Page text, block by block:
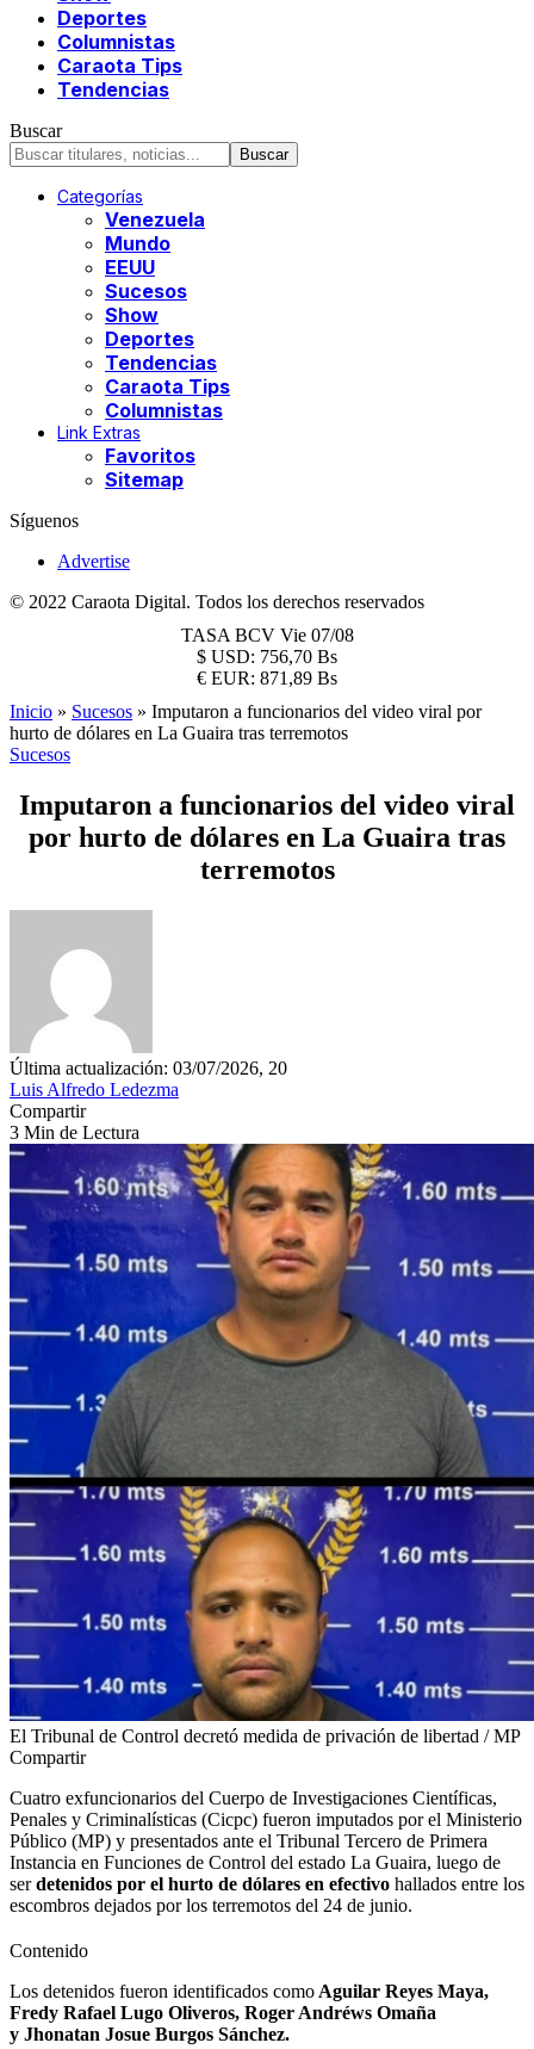
Deportes
Columnistas
Caraota Tips
Tendencias
Buscar
Categorías
Venezuela
Mundo
EEUU
Sucesos
Show
Deportes
Tendencias
Caraota Tips
Columnistas
Link Extras
Favoritos
Sitemap
Síguenos
Advertise
© 2022 Caraota Digital. Todos los derechos reservados
TASA BCV Vie 07/08
$ USD: 756,70 Bs
€ EUR: 871,89 Bs
Inicio » Sucesos » Imputaron a funcionarios del video viral por
hurto de dólares en La Guaira tras terremotos
Sucesos
Imputaron a funcionarios del video viral
por hurto de dólares en La Guaira tras
terremotos
Última actualización: 03/07/2026, 20
Luis Alfredo Ledezma
Compartir
3 Min de Lectura
El Tribunal de Control decretó medida de privación de libertad / MP
Compartir
Cuatro exfuncionarios del Cuerpo de Investigaciones Científicas,
Penales y Criminalísticas (Cicpc) fueron imputados por el Ministerio
Público (MP) y presentados ante el Tribunal Tercero de Primera
Instancia en Funciones de Control del estado La Guaira, luego de
serdetenidos por el hurto de dólares en efectivo hallados entre los
escombros dejados por los terremotos del 24 de junio.
Contenido
Los detenidos fueron identificados como Aguilar Reyes Maya,
Fredy Rafael Lugo Oliveros, Roger Andréws Omaña
y Jhonatan Josue Burgos Sánchez.